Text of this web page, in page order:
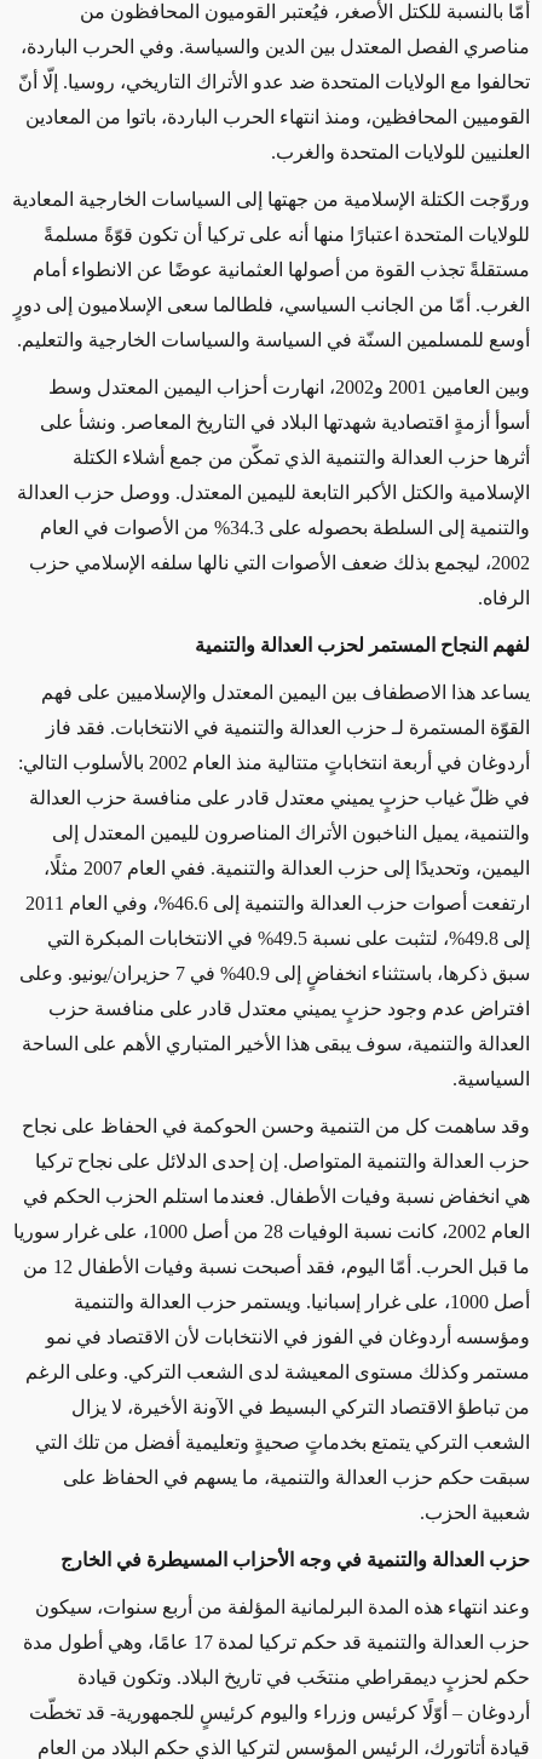
أمّا بالنسبة للكتل الأصغر، فيُعتبر القوميون المحافظون من
مناصري الفصل المعتدل بين الدين والسياسة. وفي الحرب الباردة،
تحالفوا مع الولايات المتحدة ضد عدو الأتراك التاريخي، روسيا. إلّا أنّ
القوميين المحافظين، ومنذ انتهاء الحرب الباردة، باتوا من المعادين
العلنيين للولايات المتحدة والغرب.
وروّجت الكتلة الإسلامية من جهتها إلى السياسات الخارجية المعادية
للولايات المتحدة اعتبارًا منها أنه على تركيا أن تكون قوّةً مسلمةً
مستقلةً تجذب القوة من أصولها العثمانية عوضًا عن الانطواء أمام
الغرب. أمّا من الجانب السياسي، فلطالما سعى الإسلاميون إلى دورٍ
أوسع للمسلمين السنّة في السياسة والسياسات الخارجية والتعليم.
وبين العامين 2001 و2002، انهارت أحزاب اليمين المعتدل وسط
أسوأ أزمةٍ اقتصادية شهدتها البلاد في التاريخ المعاصر. ونشأ على
أثرها حزب العدالة والتنمية الذي تمكّن من جمع أشلاء الكتلة
الإسلامية والكتل الأكبر التابعة لليمين المعتدل. ووصل حزب العدالة
والتنمية إلى السلطة بحصوله على 34.3% من الأصوات في العام
2002، ليجمع بذلك ضعف الأصوات التي نالها سلفه الإسلامي حزب
الرفاه.
لفهم النجاح المستمر لحزب العدالة والتنمية
يساعد هذا الاصطفاف بين اليمين المعتدل والإسلاميين على فهم
القوّة المستمرة لـ حزب العدالة والتنمية في الانتخابات. فقد فاز
أردوغان في أربعة انتخاباتٍ متتالية منذ العام 2002 بالأسلوب التالي:
في ظلّ غياب حزبٍ يميني معتدل قادر على منافسة حزب العدالة
والتنمية، يميل الناخبون الأتراك المناصرون لليمين المعتدل إلى
اليمين، وتحديدًا إلى حزب العدالة والتنمية. ففي العام 2007 مثلًا،
ارتفعت أصوات حزب العدالة والتنمية إلى 46.6%، وفي العام 2011
إلى 49.8%، لتثبت على نسبة 49.5% في الانتخابات المبكرة التي
سبق ذكرها، باستثناء انخفاضٍ إلى 40.9% في 7 حزيران/يونيو. وعلى
افتراض عدم وجود حزبٍ يميني معتدل قادر على منافسة حزب
العدالة والتنمية، سوف يبقى هذا الأخير المتباري الأهم على الساحة
السياسية.
وقد ساهمت كل من التنمية وحسن الحوكمة في الحفاظ على نجاح
حزب العدالة والتنمية المتواصل. إن إحدى الدلائل على نجاح تركيا
هي انخفاض نسبة وفيات الأطفال. فعندما استلم الحزب الحكم في
العام 2002، كانت نسبة الوفيات 28 من أصل 1000، على غرار سوريا
ما قبل الحرب. أمّا اليوم، فقد أصبحت نسبة وفيات الأطفال 12 من
أصل 1000، على غرار إسبانيا. ويستمر حزب العدالة والتنمية
ومؤسسه أردوغان في الفوز في الانتخابات لأن الاقتصاد في نمو
مستمر وكذلك مستوى المعيشة لدى الشعب التركي. وعلى الرغم
من تباطؤ الاقتصاد التركي البسيط في الآونة الأخيرة، لا يزال
الشعب التركي يتمتع بخدماتٍ صحيةٍ وتعليمية أفضل من تلك التي
سبقت حكم حزب العدالة والتنمية، ما يسهم في الحفاظ على
شعبية الحزب.
حزب العدالة والتنمية في وجه الأحزاب المسيطرة في الخارج
وعند انتهاء هذه المدة البرلمانية المؤلفة من أربع سنوات، سيكون
حزب العدالة والتنمية قد حكم تركيا لمدة 17 عامًا، وهي أطول مدة
حكم لحزبٍ ديمقراطي منتخَب في تاريخ البلاد. وتكون قيادة
أردوغان – أوّلًا كرئيس وزراء واليوم كرئيسٍ للجمهورية- قد تخطّت
قيادة أتاتورك، الرئيس المؤسس لتركيا الذي حكم البلاد من العام